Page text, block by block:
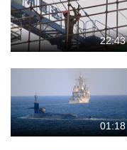
22:43
01:18